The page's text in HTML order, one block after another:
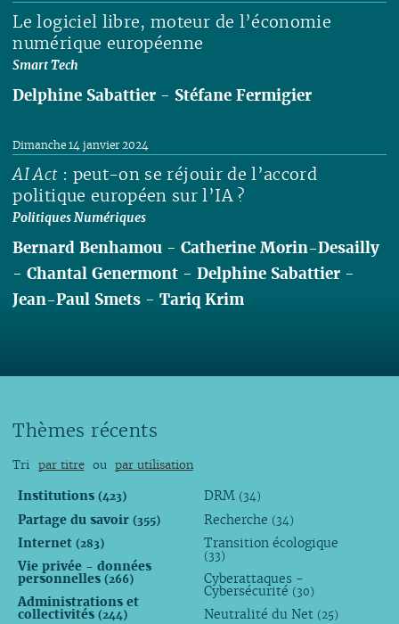
Le logiciel libre, moteur de l’économie
numérique européenne
Smart Tech
Delphine Sabattier - Stéfane Fermigier
Lire
AI Act: peut-on se réjouir de l’accord
politique européen sur l’IA ?
Politiques Numériques
Dimanche 14 janvier 2024
Bernard Benhamou -Catherine Morin-Desailly
-Chantal Genermont -Delphine Sabattier -
Jean-Paul Smets -Tariq Krim
Thèmes récents
Tri par titre ou par utilisation
Institutions (423)
Partage du savoir (355)
Internet (283)
Vie privée - données
personnelles (266)
Administrations et
collectivités (244)
DRM (34)
Recherche (34)
Transition écologique
(33)
Cyberattaques -
Cybersécurité (30)
Neutralité du Net (25)